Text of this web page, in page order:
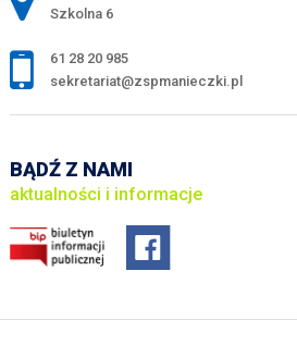
Szkolna 6
61 28 20 985
sekretariat@zspmanieczki.pl
BĄDŹ Z NAMI
aktualności i informacje